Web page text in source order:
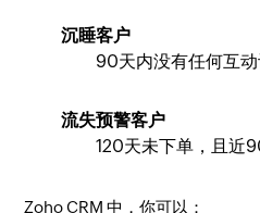
沉睡客户
90天内没有任何互
流失预警客户
120天未下单，且近
Zoho CRM 中，你可以：